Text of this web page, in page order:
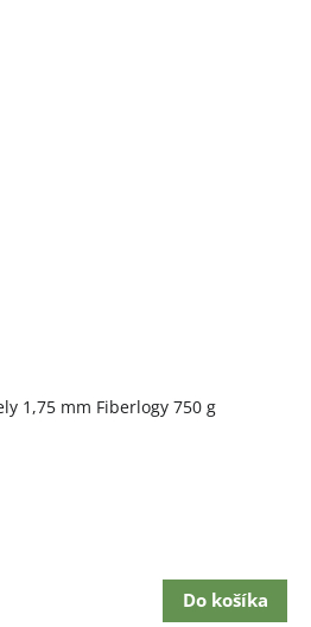
1,75 mm Fiberlogy 750 g
Do košíka